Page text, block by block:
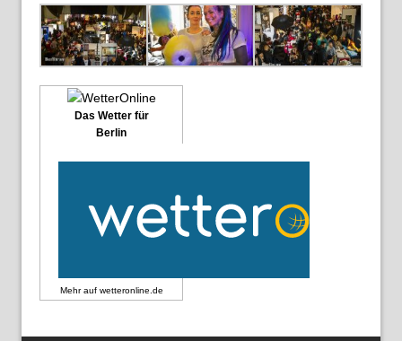
Das Wetter für
Berlin
Mehr auf wetteronline.de